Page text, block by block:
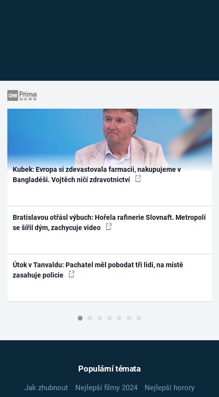
Kubek: Evropa si zdevastovala farmacii, nakupujeme v
Bangladéši. Vojtěch ničí zdravotnictví
Bratislavou otřásl výbuch: Hořela rafinerie Slovnaft. Metropolí
se šířil dým, zachycuje video
Útok v Tanvaldu: Pachatel měl pobodat tři lidi, na místě
zasahuje policie
Populární témata
Jak zhubnout Nejlepší filmy 2024
Nejlepší horory